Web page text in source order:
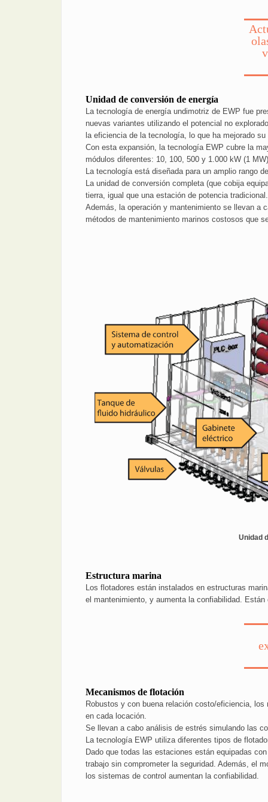
Unidad de conversión de energía
La tecnología de energía undimotriz de EWP fue
nuevas variantes utilizando el potencial no
la eficiencia de la tecnología, lo que ha mejorado
Con esta expansión, la tecnología EWP cubre la
módulos diferentes: 10, 100, 500 y 1.000 kW (1
La tecnología está diseñada para un amplio rango
La unidad de conversión completa (que cobija
tierra, igual que una estación de potencia
Además, la operación y mantenimiento se llevan a
métodos de mantenimiento marinos costosos que
Unidad
Estructura marina
Los flotadores están instalados en estructuras
el mantenimiento, y aumenta la confiabilidad.
Mecanismos de flotación
Robustos y con buena relación costo/eficiencia,
en cada locación.
Se llevan a cabo análisis de estrés simulando las
La tecnología EWP utiliza diferentes tipos de
Dado que todas las estaciones están equipadas
trabajo sin comprometer la seguridad. Además, el
los sistemas de control aumentan la confiabilidad.